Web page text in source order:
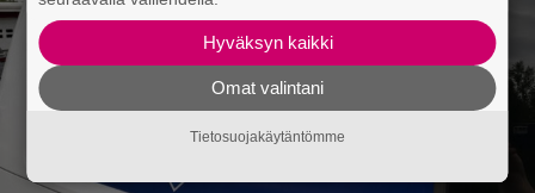
Hyväksyn kaikki
Omat valintani
Tietosuojakäytäntömme